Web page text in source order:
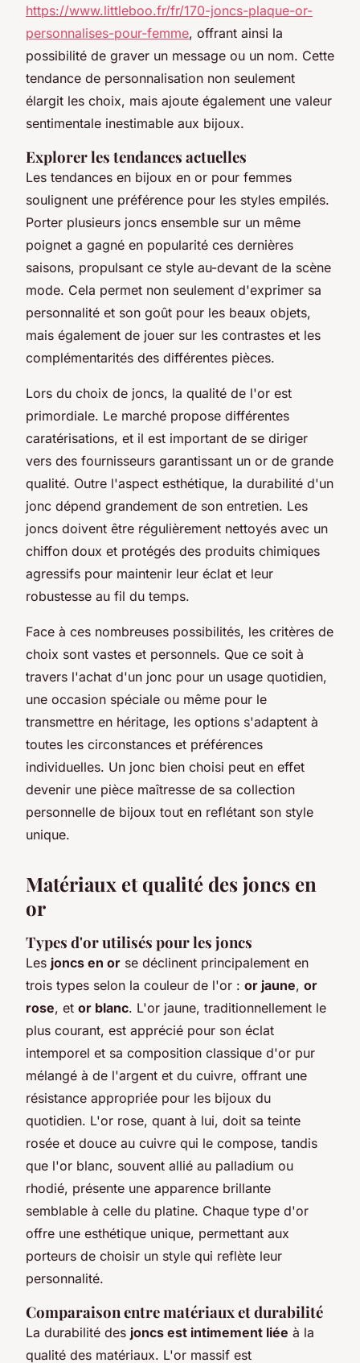
https://www.littleboo.fr/fr/170-joncs-plaque-or-
personnalises-pour-femme, offrant ainsi la
possibilité de graver un message ou un nom. Cette
tendance de personnalisation non seulement
élargit les choix, mais ajoute également une valeur
sentimentale inestimable aux bijoux.
Explorer les tendances actuelles
Les tendances en bijoux en or pour femmes
soulignent une préférence pour les styles empilés.
Porter plusieurs joncs ensemble sur un même
poignet a gagné en popularité ces dernières
saisons, propulsant ce style au-devant de la scène
mode. Cela permet non seulement d'exprimer sa
personnalité et son goût pour les beaux objets,
mais également de jouer sur les contrastes et les
complémentarités des différentes pièces.
Lors du choix de joncs, la qualité de l'or est
primordiale. Le marché propose différentes
caratérisations, et il est important de se diriger
vers des fournisseurs garantissant un or de grande
qualité. Outre l'aspect esthétique, la durabilité d'un
jonc dépend grandement de son entretien. Les
joncs doivent être régulièrement nettoyés avec un
chiffon doux et protégés des produits chimiques
agressifs pour maintenir leur éclat et leur
robustesse au fil du temps.
Face à ces nombreuses possibilités, les critères de
choix sont vastes et personnels. Que ce soit à
travers l'achat d'un jonc pour un usage quotidien,
une occasion spéciale ou même pour le
transmettre en héritage, les options s'adaptent à
toutes les circonstances et préférences
individuelles. Un jonc bien choisi peut en effet
devenir une pièce maîtresse de sa collection
personnelle de bijoux tout en reflétant son style
unique.
Matériaux et qualité des joncs en
or
Types d'or utilisés pour les joncs
Les joncs en or se déclinent principalement en
trois types selon la couleur de l'or : or jaune, or
rose, et or blanc. L'or jaune, traditionnellement le
plus courant, est apprécié pour son éclat
intemporel et sa composition classique d'or pur
mélangé à de l'argent et du cuivre, offrant une
résistance appropriée pour les bijoux du
quotidien. L'or rose, quant à lui, doit sa teinte
rosée et douce au cuivre qui le compose, tandis
que l'or blanc, souvent allié au palladium ou
rhodié, présente une apparence brillante
semblable à celle du platine. Chaque type d'or
offre une esthétique unique, permettant aux
porteurs de choisir un style qui reflète leur
personnalité.
Comparaison entre matériaux et durabilité
La durabilité des joncs est intimement liée à la
qualité des matériaux. L'or massif est